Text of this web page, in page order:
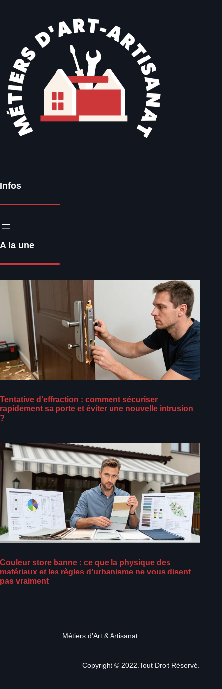
Infos
A la une
Tentative d’effraction : comment sécuriser
rapidement sa porte et éviter une nouvelle intrusion
?
Couleur store banne : ce que la physique des
matériaux et les règles d’urbanisme ne vous disent
pas vraiment
Métiers d’Art & Artisanat
Copyright © 2022.Tout Droit Réservé.